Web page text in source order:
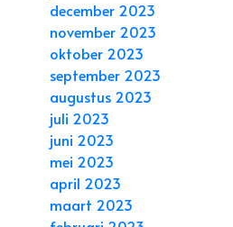
december 2023
november 2023
oktober 2023
september 2023
augustus 2023
juli 2023
juni 2023
mei 2023
april 2023
maart 2023